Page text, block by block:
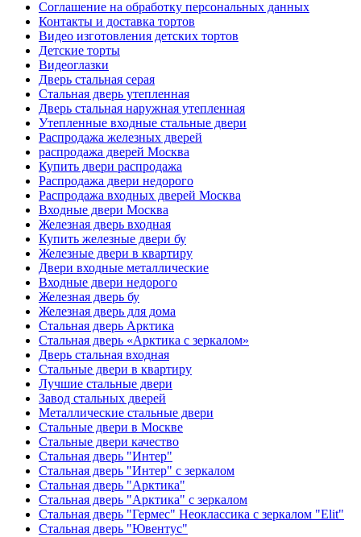
Соглашение на обработку персональных данных
Контакты и доставка тортов
Видео изготовления детских тортов
Детские торты
Видеоглазки
Дверь стальная серая
Стальная дверь утепленная
Дверь стальная наружная утепленная
Утепленные входные стальные двери
Распродажа железных дверей
распродажа дверей Москва
Купить двери распродажа
Распродажа двери недорого
Распродажа входных дверей Москва
Входные двери Москва
Железная дверь входная
Купить железные двери бу
Железные двери в квартиру
Двери входные металлические
Входные двери недорого
Железная дверь бу
Железная дверь для дома
Стальная дверь Арктика
Стальная дверь «Арктика с зеркалом»
Дверь стальная входная
Стальные двери в квартиру
Лучшие стальные двери
Завод стальных дверей
Металлические стальные двери
Стальные двери в Москве
Стальные двери качество
Стальная дверь "Интер"
Стальная дверь "Интер" с зеркалом
Стальная дверь "Арктика"
Стальная дверь "Арктика" с зеркалом
Стальная дверь "Гермес" Неоклассика с зеркалом "Elit"
Стальная дверь "Ювентус"